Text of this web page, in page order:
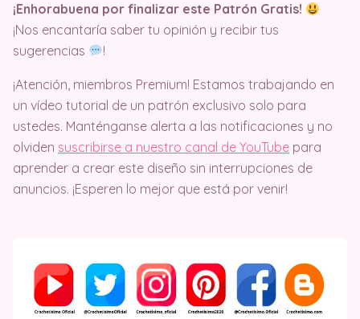
¡Enhorabuena por finalizar este Patrón Gratis!
¡Nos encantaría saber tu opinión y recibir tus
sugerencias
!
¡Atención, miembros Premium! Estamos trabajando en
un vídeo tutorial de un patrón exclusivo solo para
ustedes. Manténganse alerta a las notificaciones y no
olviden suscribirse a nuestro canal de YouTube para
aprender a crear este diseño sin interrupciones de
anuncios. ¡Esperen lo mejor que está por venir!